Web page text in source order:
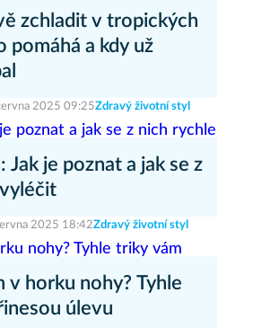
zchladit v tropických
pomáhá a kdy už
2025 09:25Zdravý životní styl
Jak je poznat a jak se z
2025 18:42Zdravý životní styl
v horku nohy? Tyhle
úlevu